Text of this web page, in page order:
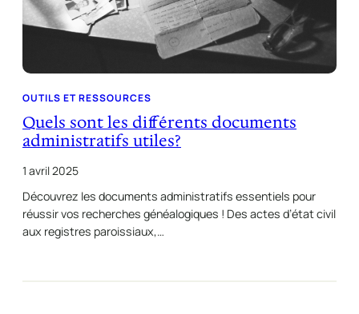
OUTILS ET RESSOURCES
Quels sont les différents documents
administratifs utiles?
1 avril 2025
Découvrez les documents administratifs essentiels pour
réussir vos recherches généalogiques ! Des actes d’état civil
aux registres paroissiaux,…